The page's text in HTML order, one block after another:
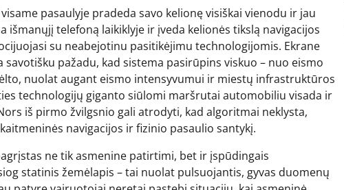
pasaulyje pradeda savo kelionę visiškai vienodu ir jau
telefoną laikiklyje ir įveda kelionės tikslą navigacijos
su neabejotinu pasitikėjimu technologijomis. Ekrane
pažadu, kad sistema pasirūpins viskuo – nuo eismo
nuolat augant eismo intensyvumui ir miestų infrastruktūros
technologijų giganto siūlomi maršrutai automobiliu visada ir
iš pirmo žvilgsnio gali atrodyti, kad algoritmai neklysta,
navigacijos ir fizinio pasaulio santykį.
ne tik asmenine patirtimi, bet ir įspūdingais
statinis žemėlapis – tai nuolat pulsuojantis, gyvas duomenų